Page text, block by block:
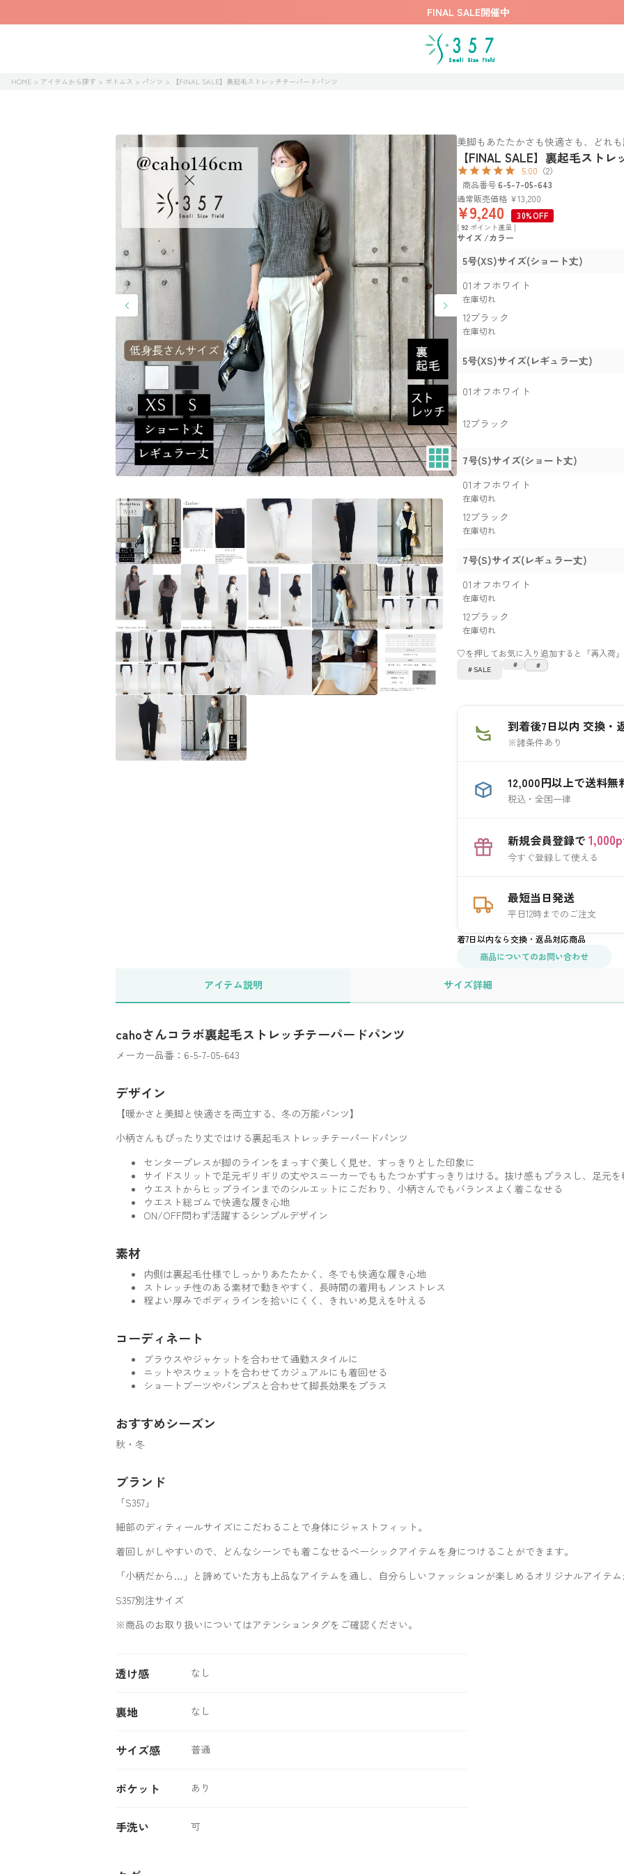
FINAL SALE開催中
HOME アイテムから探す ボトムス パンツ 【FINAL SALE】裏起毛ストレッチテーパードパンツ
美脚もあたたかさも快適さも、どれ
【FINAL SALE】裏起毛スト
5.00 （2）
商品番号6-5-7-05-643
通常販売価格 ¥13,200
¥9,240 30%OFF
[ 92 ポイント進呈 ]
サイズ カラー
5号(XS)サイズ(ショート丈)
01オフホワイト
在庫切れ
12ブラック
在庫切れ
5号(XS)サイズ(レギュラー丈)
01オフホワイト
12ブラック
7号(S)サイズ(ショート丈)
01オフホワイト
在庫切れ
12ブラック
在庫切れ
7号(S)サイズ(レギュラー丈)
01オフホワイト
在庫切れ
12ブラック
在庫切れ
SALE
到着後7日以内 交換・
※諸条件あり
12,000円以上で送料無
税込・全国一律
新規会員登録で
今すぐ登録して使える
最短当日発送
平日12時までのご注文
着7日以内なら交換・返品対応商品
商品についてのお問い合わせ
アイテム説明 サイズ詳細
cahoさんコラボ裏起毛ストレッチテーパードパンツ
メーカー品番：6-5-7-05-643
デザイン
【暖かさと美脚と快適さを両立する、冬の万能パンツ】
小柄さんもぴったり丈ではける裏起毛ストレッチテーパードパンツ
センタープレスが脚のラインをまっすぐ美しく見せ、すっきりとした印象に
サイドスリットで足元ギリギリの丈やスニーカーでももたつかずすっきりはける。抜け感もプラスし、足元
ウエストからヒップラインまでのシルエットにこだわり、小柄さんでもバランスよく着こなせる
ウエスト総ゴムで快適な履き心地
ON/OFF問わず活躍するシンプルデザイン
素材
内側は裏起毛仕様でしっかりあたたかく、冬でも快適な履き心地
ストレッチ性のある素材で動きやすく、長時間の着用もノンストレス
程よい厚みでボディラインを拾いにくく、きれいめ見えを叶える
コーディネート
ブラウスやジャケットを合わせて通勤スタイルに
ニットやスウェットを合わせてカジュアルにも着回せる
ショートブーツやパンプスと合わせて脚長効果をプラス
おすすめシーズン
秋・冬
ブランド
「S357」
細部のディティールサイズにこだわることで身体にジャストフィット。
着回しがしやすいので、どんなシーンでも着こなせるベーシックアイテムを身につけることができます。
「小柄だから…」と諦めていた方も上品なアイテムを通し、自分らしいファッションが楽しめるオリジナルアイテム
S357別注サイズ
※商品のお取り扱いについてはアテンションタグをご確認ください。
透け感 なし
裏地 なし
サイズ感 普通
ポケット あり
手洗い 可